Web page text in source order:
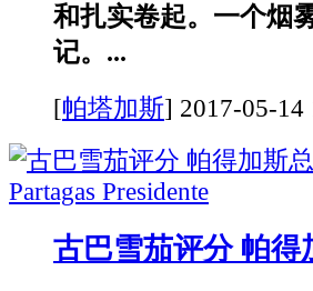
和扎实卷起。一个烟
记。...
[帕塔加斯] 2017-05-
古巴雪茄评分 帕得